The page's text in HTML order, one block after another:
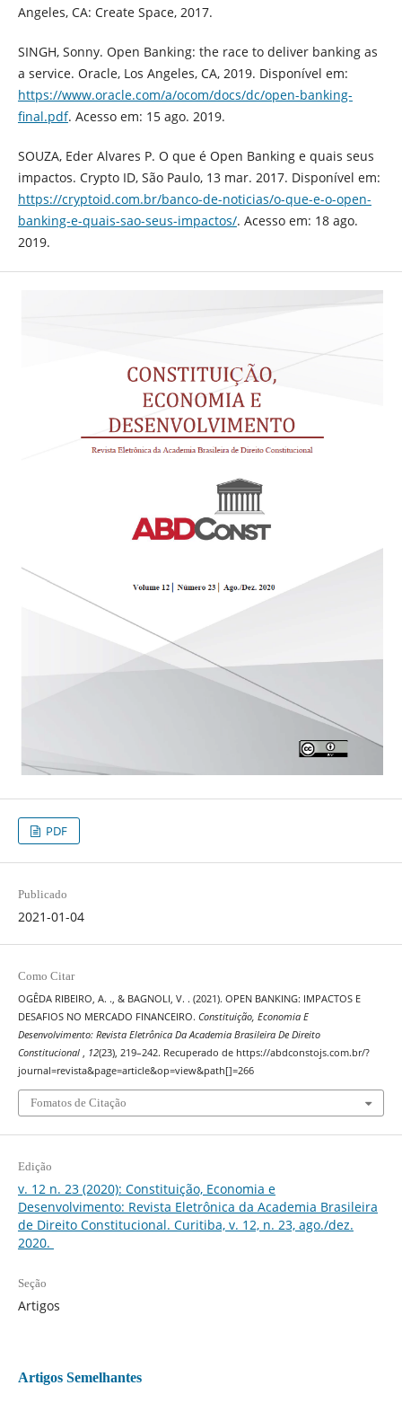
Angeles, CA: Create Space, 2017.
SINGH, Sonny. Open Banking: the race to deliver banking as
a service. Oracle, Los Angeles, CA, 2019. Disponível em:
https://www.oracle.com/a/ocom/docs/dc/open-banking-
final.pdf. Acesso em: 15 ago. 2019.
SOUZA, Eder Alvares P. O que é Open Banking e quais seus
impactos. Crypto ID, São Paulo, 13 mar. 2017. Disponível em:
https://cryptoid.com.br/banco-de-noticias/o-que-e-o-open-
banking-e-quais-sao-seus-impactos/. Acesso em: 18 ago.
2019.
PDF
Publicado
2021-01-04
Como Citar
OGÊDA RIBEIRO, A. ., & BAGNOLI, V. . (2021). OPEN BANKING: IMPACTOS E
DESAFIOS NO MERCADO FINANCEIRO. Constituição, Economia E
Desenvolvimento: Revista Eletrônica Da Academia Brasileira De Direito
Constitucional , 12(23), 219–242. Recuperado de https://abdconstojs.com.br/?
journal=revista&page=article&op=view&path[]=266
Fomatos de Citação
Edição
v. 12 n. 23 (2020): Constituição, Economia e
Desenvolvimento: Revista Eletrônica da Academia Brasileira
de Direito Constitucional. Curitiba, v. 12, n. 23, ago./dez.
2020.
Seção
Artigos
Artigos Semelhantes